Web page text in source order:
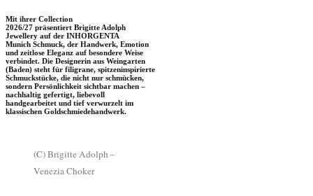
Mit ihrer Collection
2026/27 präsentiert Brigitte Adolph
Jewellery auf der INHORGENTA
Munich Schmuck, der Handwerk, Emotion
und zeitlose Eleganz auf besondere Weise
verbindet. Die Designerin aus Weingarten
(Baden) steht für filigrane, spitzeninspirierte
Schmuckstücke, die nicht nur schmücken,
sondern Persönlichkeit sichtbar machen –
nachhaltig gefertigt, liebevoll
handgearbeitet und tief verwurzelt im
klassischen Goldschmiedehandwerk.
(C) Brigitte Adolph –
Venezia Choker